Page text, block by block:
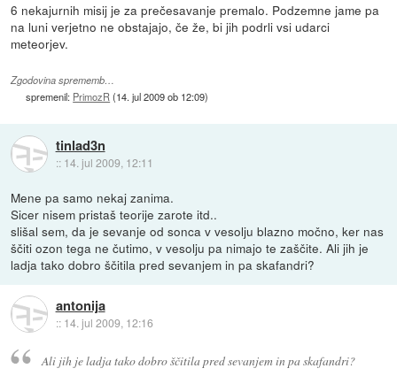
6 nekajurnih misij je za prečesavanje premalo. Podzemne jame pa
na luni verjetno ne obstajajo, če že, bi jih podrli vsi udarci
meteorjev.
Zgodovina sprememb…
spremenil: PrimozR(14. jul 2009 ob 12:09)
tinlad3n
:: 14. jul 2009, 12:11
Mene pa samo nekaj zanima.
Sicer nisem pristaš teorije zarote itd..
slišal sem, da je sevanje od sonca v vesolju blazno močno, ker nas
ščiti ozon tega ne čutimo, v vesolju pa nimajo te zaščite. Ali jih je
ladja tako dobro ščitila pred sevanjem in pa skafandri?
antonija
:: 14. jul 2009, 12:16
Ali jih je ladja tako dobro ščitila pred sevanjem in pa skafandri?